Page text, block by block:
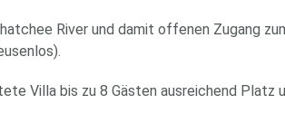
River und damit offenen Zugang
Villa bis zu 8 Gästen ausreichend Platz